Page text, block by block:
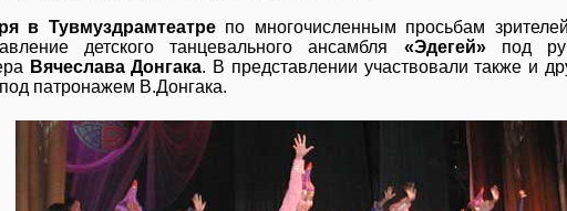
в Тувмуздрамтеатрепо многочисленным просьбам
детского танцевального ансамбля «Эдегей»под
Вячеслава Донгака. В представлении участвовали также и
патронажем В.Донгака.